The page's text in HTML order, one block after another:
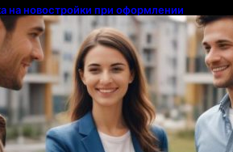
на новостройки при оформлении
у застройщика